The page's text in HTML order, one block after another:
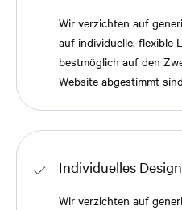
Wir verzichten auf
auf individuelle, flexible
bestmöglich auf den
Website abgestimmt
Individuelles Design
Wir verzichten auf